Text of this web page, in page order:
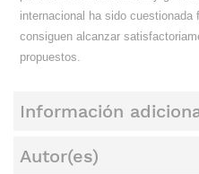
internacional ha sido
consiguen alcanzar
propuestos.
Información
Autor(es)